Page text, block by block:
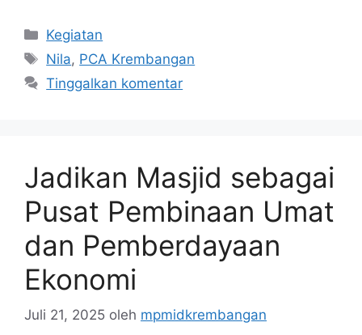
Kategori
Kegiatan
Tag
Nila, PCA Krembangan
Tinggalkan komentar
Jadikan Masjid sebagai
Pusat Pembinaan Umat
dan Pemberdayaan
Ekonomi
Juli 21, 2025 oleh mpmidkrembangan